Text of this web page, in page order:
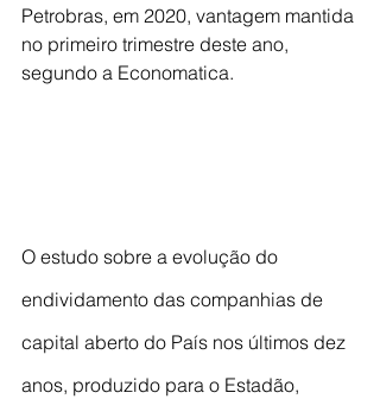
Petrobras, em 2020, vantagem mantida
no primeiro trimestre deste ano,
segundo a Economatica.
O estudo sobre a evolução do
endividamento das companhias de
capital aberto do País nos últimos dez
anos, produzido para o Estadão,